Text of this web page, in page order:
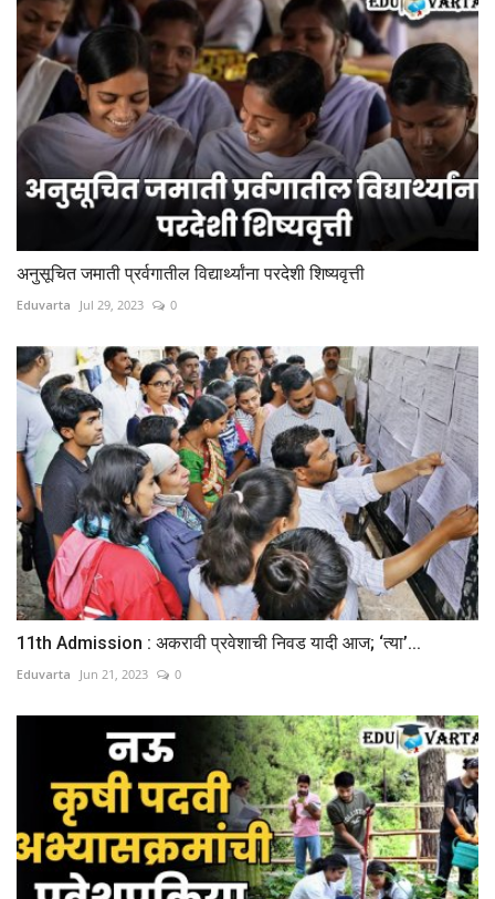
अनुसूचित जमाती प्रर्वगातील विद्यार्थ्यांना परदेशी शिष्यवृत्ती
Eduvarta Jul 29, 2023 0
11th Admission : अकरावी प्रवेशाची निवड यादी आज; ‘त्या’...
Eduvarta Jun 21, 2023 0